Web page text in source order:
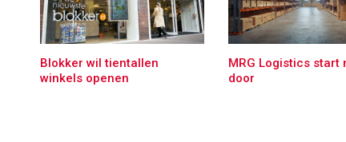
Blokker wil tientallen
winkels openen
MRG Logistics start
door